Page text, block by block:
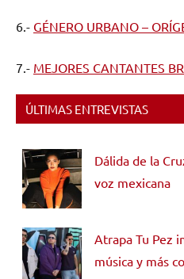
6.- GÉNERO URBANO –
7.- MEJORES CANTANTES
ÚLTIMAS ENTREVISTAS
Dálida de la
voz mexicana
Atrapa Tu Pez
música y más